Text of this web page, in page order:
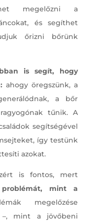
megelőzni a
és segíthet
őrizni bőrünk
is segít, hogy
ahogy öregszünk, a
a bőr
tűnik. A
segítségével
így testünk
azokat.
is fontos, mert
mint a
megelőzése
mint a jövőbeni